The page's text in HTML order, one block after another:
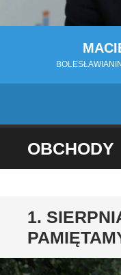
PRZESKOCZ
OBCHODY
1.